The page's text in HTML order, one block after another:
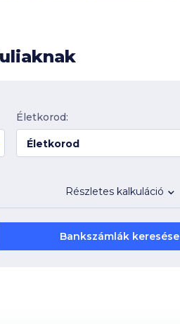
Életkorod:
Életkorod
Részletes kalkuláció
Bankszámlák keresése